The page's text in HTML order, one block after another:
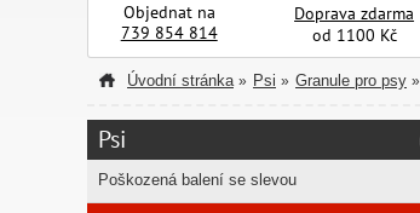
Objednat na
739 854 814
Doprava zdarma
od 1100 Kč
Úvodní stránka » Psi » Granule pro psy »
Psi
Poškozená balení se slevou